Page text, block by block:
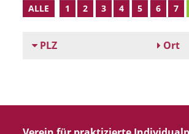
ALLE 1 2 3 4 5 6 7
PLZ Ort